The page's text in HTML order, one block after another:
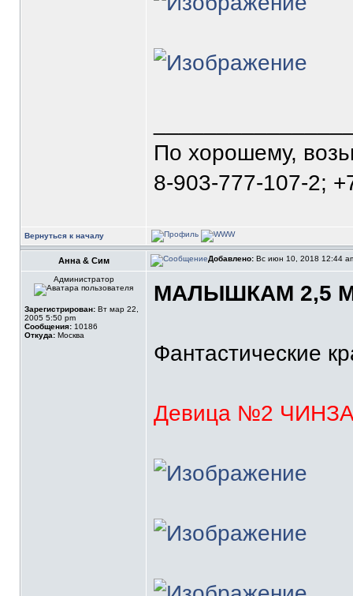
По хорошему,
8-903-777-107-2;
Вернуться к началу
Анна & Сим Добавлено: Вс июн 10, 2018 12:44
Администратор
Зарегистрирован: Вт мар 22,
2005 5:50 pm
Сообщения: 10186
Откуда: Москва
МАЛЫШКАМ 2,5
Фантастические
Девица №2